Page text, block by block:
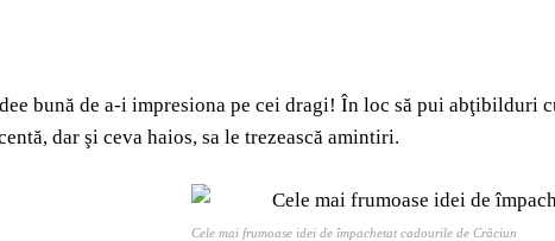
bună de a-i impresiona pe cei dragi! În loc să pui abţibilduri
dar şi ceva haios, sa le trezească amintiri.
Cele mai frumoase idei de împachetat cadourile de Crăciun